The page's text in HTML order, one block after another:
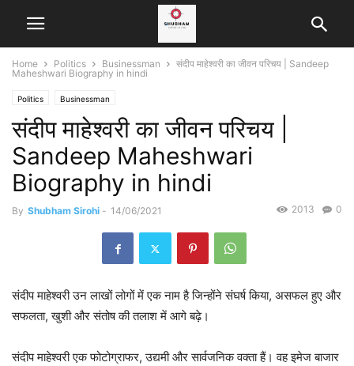
Home Politics Businessman
संदीप माहेश्वरी का जीवन परिचय | Sandeep
Maheshwari Biography in hindi
Politics Businessman
संदीप माहेश्वरी का जीवन परिचय |
Sandeep Maheshwari
Biography in hindi
By Shubham Sirohi - 14/06/2021 0
2013
संदीप माहेश्वरी उन लाखों लोगों में एक नाम है जिन्होंने संघर्ष किया, असफल हुए और
सफलता, खुशी और संतोष की तलाश में आगे बढ़े।
संदीप माहेश्वरी एक फोटोग्राफर, उद्यमी और सार्वजनिक वक्ता हैं। वह इमेज बाजार